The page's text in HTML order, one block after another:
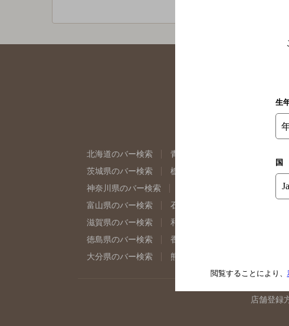
北海道のバー検索 青森県のバー検索
茨城県のバー検索
栃木県のバー検索
神奈川県のバー検索
埼玉
富山県のバー検索
石川県のバー検索
滋賀県のバー検索
和歌山県のバー検索
徳島県のバー検索
香川県のバー検索
大分県のバー検索
熊本県のバー検索
店舗登録
生
国
閲覧することにより、